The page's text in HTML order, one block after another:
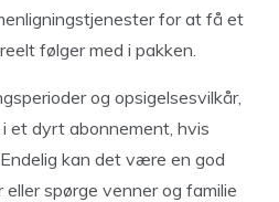
for at få et
følger med i pakken.
og opsigelsesvilkår,
et dyrt abonnement, hvis
kan det være en god
spørge venner og familie